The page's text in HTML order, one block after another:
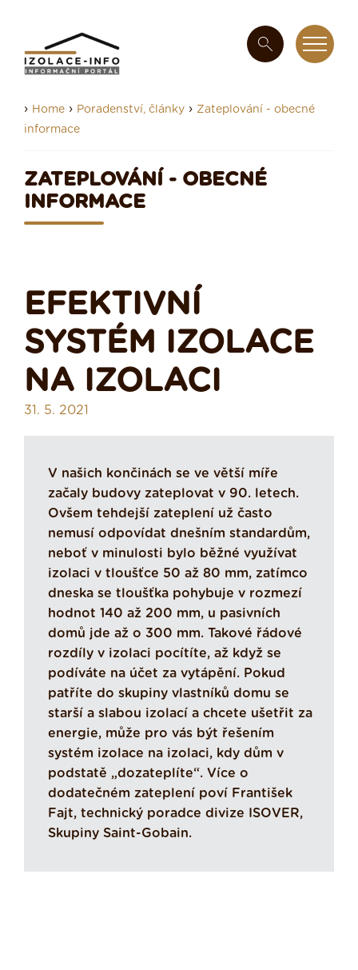
› Home › Poradenství, články › Zateplování - obecné
informace
ZATEPLOVÁNÍ - OBECNÉ
INFORMACE
EFEKTIVNÍ
SYSTÉM IZOLACE
NA IZOLACI
31. 5. 2021
V našich končinách se ve větší míře
začaly budovy zateplovat v 90. letech.
Ovšem tehdejší zateplení už často
nemusí odpovídat dnešním standardům,
neboť v minulosti bylo běžné využívat
izolaci v tloušťce 50 až 80 mm, zatímco
dneska se tloušťka pohybuje v rozmezí
hodnot 140 až 200 mm, u pasivních
domů jde až o 300 mm. Takové řádové
rozdíly v izolaci pocítíte, až když se
podíváte na účet za vytápění. Pokud
patříte do skupiny vlastníků domu se
starší a slabou izolací a chcete ušetřit za
energie, může pro vás být řešením
systém izolace na izolaci, kdy dům v
podstatě „dozateplíte“. Více o
dodatečném zateplení poví František
Fajt, technický poradce divize ISOVER,
Skupiny Saint-Gobain.